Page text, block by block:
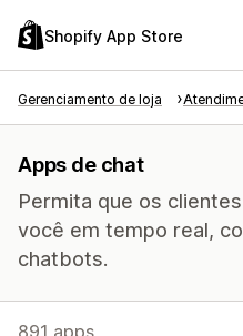
Shopify App Store
Gerenciamento de loja
Apps de chat
Permita que os
você em tempo real,
chatbots.
891 apps